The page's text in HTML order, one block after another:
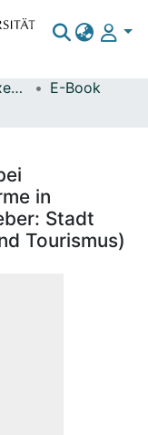
Elektronische Pflichtexemplare
E-Book
in
Stadt
Tourismus)